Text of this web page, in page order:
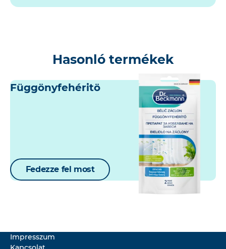
Hasonló termékek
Függönyfehéritö
Fedezze fel most
Impresszum